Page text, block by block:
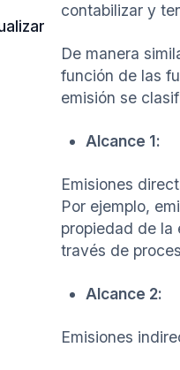
contabilizar y
De manera
función de las
emisión se
Alcance 1:
Emisiones
Por ejemplo,
propiedad de la
través de
Alcance 2:
Emisiones